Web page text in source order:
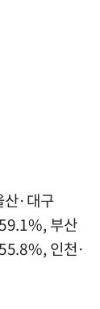
·대구
부산
인천·